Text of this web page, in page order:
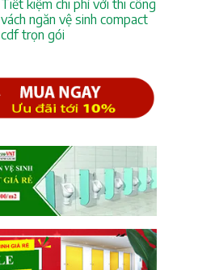
Tiết kiệm chi phí với thi công
vách ngăn vệ sinh compact
cdf trọn gói